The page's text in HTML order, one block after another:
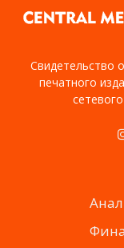
Свидетельство
печатного